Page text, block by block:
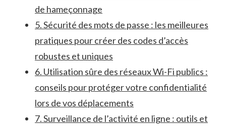
de hameçonnage
5. Sécurité des mots de passe : les meilleures
pratiques⁤ pour ⁤créer des codes d’accès⁣
robustes et ⁢uniques
6. Utilisation ⁣sûre des réseaux Wi-Fi publics :
conseils pour protéger votre confidentialité
lors de vos déplacements
7. Surveillance de l’activité en ligne : outils et